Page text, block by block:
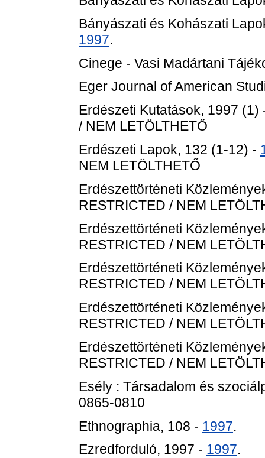
Bányászati és Kohászati
1997.
Cinege - Vasi Madártani
Eger Journal of American
Erdészeti Kutatások, 1997
/ NEM LETÖLTHETŐ
Erdészeti Lapok, 132 (1-12) -
NEM LETÖLTHETŐ
Erdészettörténeti
RESTRICTED / NEM
Erdészettörténeti
RESTRICTED / NEM
Erdészettörténeti
RESTRICTED / NEM
Erdészettörténeti
RESTRICTED / NEM
Erdészettörténeti
RESTRICTED / NEM
Esély : Társadalom és
0865-0810
Ethnographia, 108 - 1997.
Ezredforduló, 1997 - 1997.